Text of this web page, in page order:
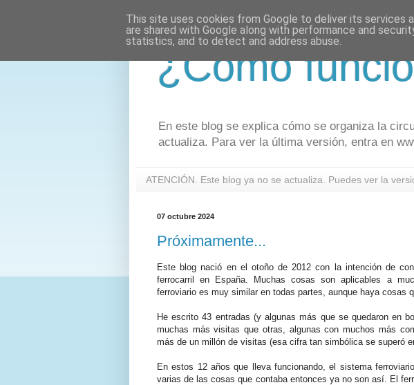
¿Cómo
En este blog se explica cómo se organiza la
actualiza. Para ver la última versión, entra en
ATENCIÓN. Este blog ya no se actualiza. Puedes ver la
07 octubre 2024
Próximamente...
Este blog nació en el otoño de 2012 con la intención de
ferrocarril en España. Muchas cosas son aplicables a
ferroviario es muy similar en todas partes, aunque haya cosas
He escrito 43 entradas (y algunas más que se quedaron en
muchas más visitas que otras, algunas con muchos más
más de un millón de visitas (esa cifra tan simbólica se superó
En estos 12 años que lleva funcionando, el sistema
varias de las cosas que contaba entonces ya no son así. El
This site uses cookies from Google to deliver its services
are shared with Google along with performance and
statistics, and to detect and address abuse.